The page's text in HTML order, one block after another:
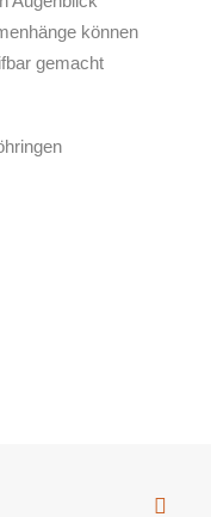
können
gemacht